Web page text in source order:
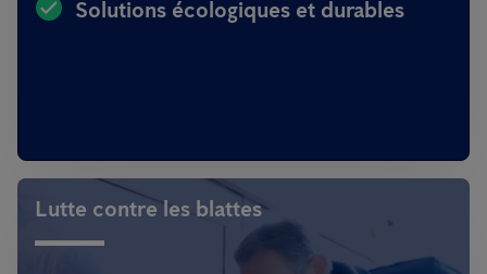
Solutions écologiques et durables
Lutte contre les blattes